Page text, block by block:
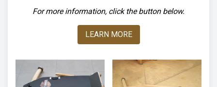
For more information, click the button below.
LEARN MORE